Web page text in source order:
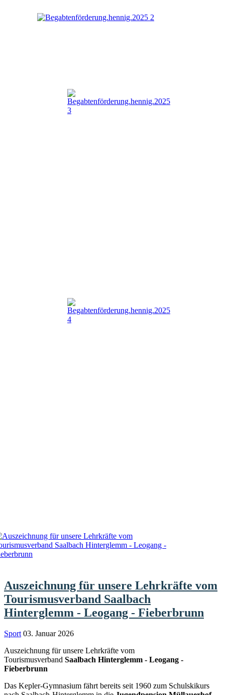
Auszeichnung für unsere Lehrkräfte vom
Tourismusverband Saalbach
Hinterglemm - Leogang - Fieberbrunn
Sport 03. Januar 2026
Auszeichnung für unsere Lehrkräfte vom
Tourismusverband Saalbach Hinterglemm - Leogang -
Fieberbrunn
Das Kepler-Gymnasium fährt bereits seit 1960 zum Schulskikurs